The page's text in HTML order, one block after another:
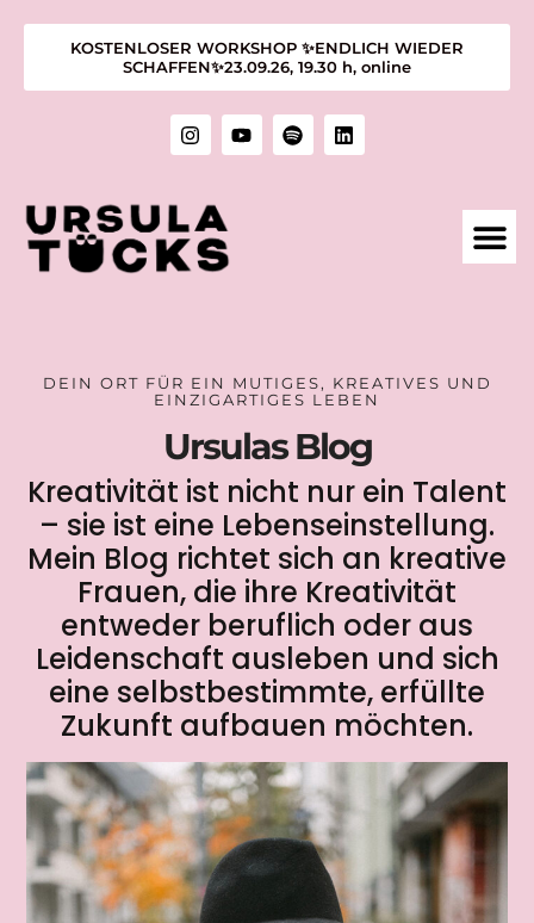
KOSTENLOSER WORKSHOP ✨ENDLICH WIEDER
SCHAFFEN✨23.09.26, 19.30 h, online
DEIN ORT FÜR EIN MUTIGES, KREATIVES UND
EINZIGARTIGES LEBEN​
Ursulas Blog
Kreativität ist nicht nur ein Talent
– sie ist eine Lebenseinstellung.
Mein Blog richtet sich an kreative
Frauen, die ihre Kreativität
entweder beruflich oder aus
Leidenschaft ausleben und sich
eine selbstbestimmte, erfüllte
Zukunft aufbauen möchten.